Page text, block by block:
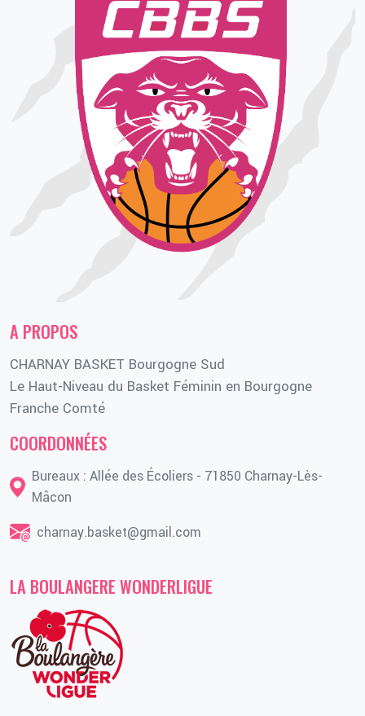
A PROPOS
CHARNAY BASKET Bourgogne Sud
Le Haut-Niveau du Basket Féminin en Bourgogne
Franche Comté
COORDONNÉES
Bureaux : Allée des Écoliers - 71850 Charnay-Lès-
Mâcon
charnay.basket@gmail.com
LA BOULANGERE WONDERLIGUE